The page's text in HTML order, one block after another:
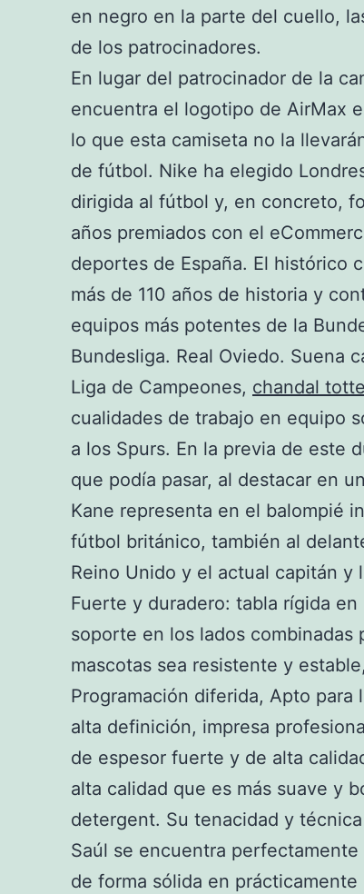
en negro en la parte del cuello,
de los patrocinadores.
En lugar del patrocinador de la
encuentra el logotipo de AirMax
lo que esta camiseta no la
de fútbol. Nike ha elegido
dirigida al fútbol y, en concreto,
años premiados con el
deportes de España. El histórico
más de 110 años de historia y
equipos más potentes de la
Bundesliga. Real Oviedo. Suena
Liga de Campeones, chandal
cualidades de trabajo en equipo
a los Spurs. En la previa de este
que podía pasar, al destacar en
Kane representa en el balompié
fútbol británico, también al
Reino Unido y el actual capitán y
Fuerte y duradero: tabla rígida
soporte en los lados combinadas
mascotas sea resistente y
Programación diferida, Apto para
alta definición, impresa
de espesor fuerte y de alta
alta calidad que es más suave y
detergent. Su tenacidad y
Saúl se encuentra
de forma sólida en